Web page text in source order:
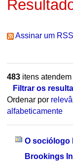
Assinar um
483itens atendem
Filtrar os
Ordenar por
alfabeticamente
O sociólogo
Brookings